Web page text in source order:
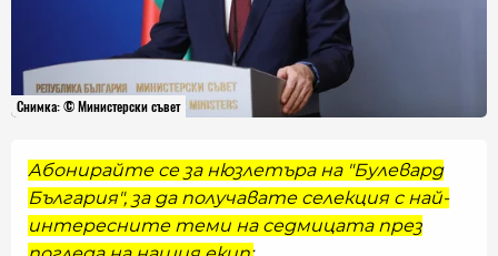
Снимка: © Министерски съвет
Абонирайте се за нюзлетъра на "Булевард
България", за да получавате селекция с най-
интересните теми на седмицата през